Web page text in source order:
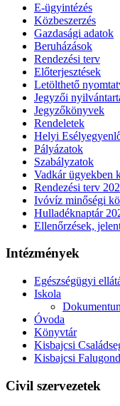
E-ügyintézés
Közbeszerzés
Gazdasági adatok
Beruházások
Rendezési terv
Előterjesztések
Letölthető
Jegyzői
Jegyzőkönyvek
Rendeletek
Helyi
Pályázatok
Szabályzatok
Vadkár ügyekben
Rendezési terv
Ivóvíz minőségi
Hulladéknaptár
Ellenőrzések,
Intézmények
Egészségügyi
Iskola
Óvoda
Könyvtár
Kisbajcsi
Kisbajcsi
Civil szervezetek